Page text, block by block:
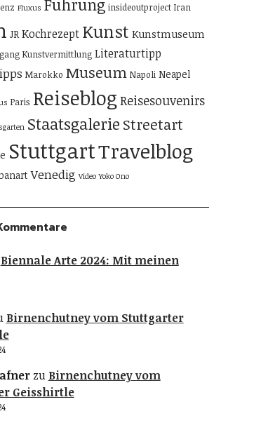
Fluxus Führung insideoutproject Iran
JR Kochrezept Kunst Kunstmuseum
Kunstvermittlung Literaturtipp
Marokko Museum Napoli Neapel
Paris Reiseblog Reisesouvenirs
Staatsgalerie Streetart
StuttgartTravelblog
Venedig Video Yoko Ono
Biennale Arte 2024: Mit meinen
Birnenchutney vom Stuttgarter
zu Birnenchutney vom
Geisshirtle